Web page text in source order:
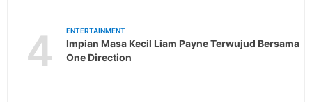
4 ENTERTAINMENT
Impian Masa Kecil Liam Payne Terwujud Bersama
One Direction